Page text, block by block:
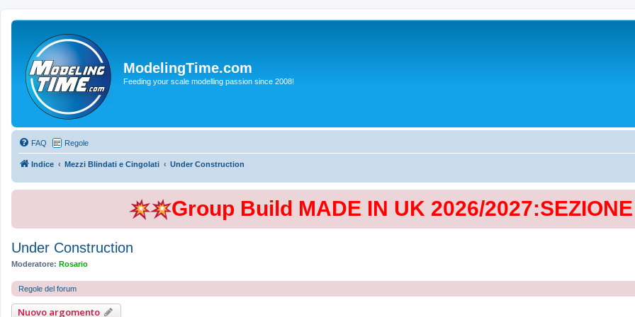
ModelingTime.com
Feeding your scale modelling passion since 2008!
FAQ Regole
Indice Mezzi Blindati e Cingolati Under Construction
Group Build MADE IN UK 2026/
Under Construction
Moderatore: Rosario
Regole del forum
Nuovo argomento